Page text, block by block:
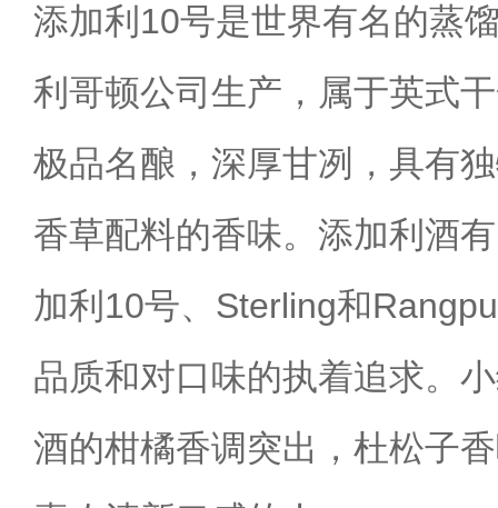
添加利10号是世界有名的蒸
利哥顿公司生产，属于英式
极品名酿，深厚甘冽，具有
香草配料的香味。添加利酒
加利10号、Sterling和
品质和对口味的执着追求。
酒的柑橘香调突出，杜松子